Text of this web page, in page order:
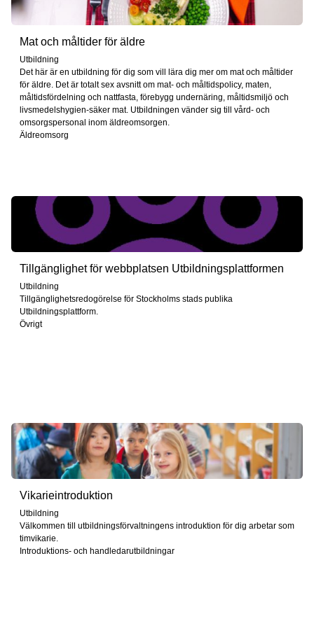
Mat och måltider för äldre
Utbildning
Det här är en utbildning för dig som vill lära dig mer om mat och måltider
för äldre. Det är totalt sex avsnitt om mat- och måltidspolicy, maten,
måltidsfördelning och nattfasta, förebygg undernäring, måltidsmiljö och
livsmedelshygien-säker mat. Utbildningen vänder sig till vård- och
omsorgspersonal inom äldreomsorgen.
Äldreomsorg
Tillgänglighet för webbplatsen Utbildningsplattformen
Utbildning
Tillgänglighetsredogörelse för Stockholms stads publika
Utbildningsplattform.
Övrigt
Vikarieintroduktion
Utbildning
Välkommen till utbildningsförvaltningens introduktion för dig arbetar som
timvikarie.
Introduktions- och handledarutbildningar